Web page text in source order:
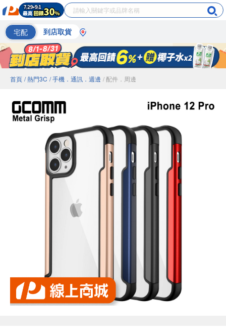
宅配 到店取貨
首頁 / 熱門3C / 手機．通訊．週邊 / 配件．周邊